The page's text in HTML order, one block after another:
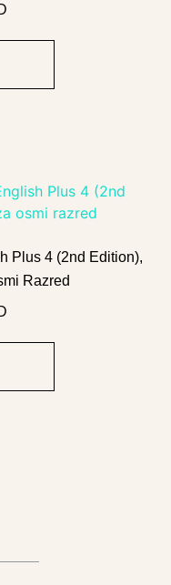
Plus 4 (2nd Edition),
Razred